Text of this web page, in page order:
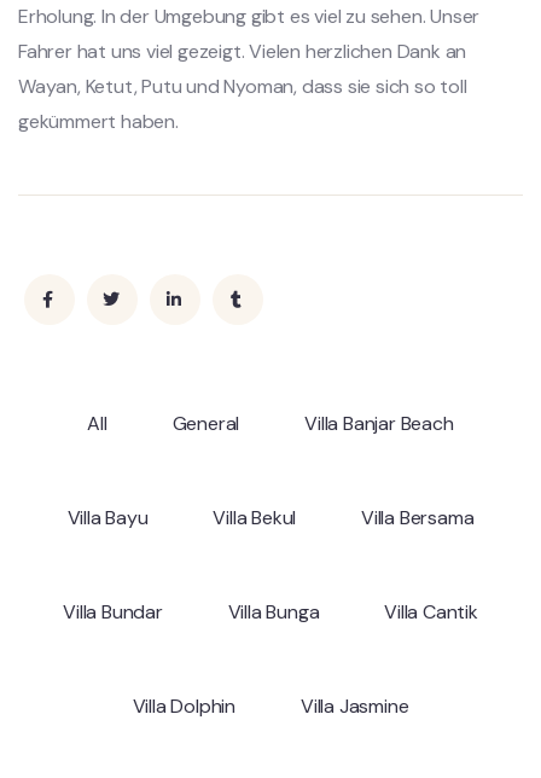
Erholung. In der Umgebung gibt es viel zu sehen. Unser
Fahrer hat uns viel gezeigt. Vielen herzlichen Dank an
Wayan, Ketut, Putu und Nyoman, dass sie sich so toll
gekümmert haben.
All General Villa Banjar Beach
Villa Bayu Villa Bekul Villa Bersama
Villa Bundar Villa Bunga Villa Cantik
Villa Dolphin Villa Jasmine